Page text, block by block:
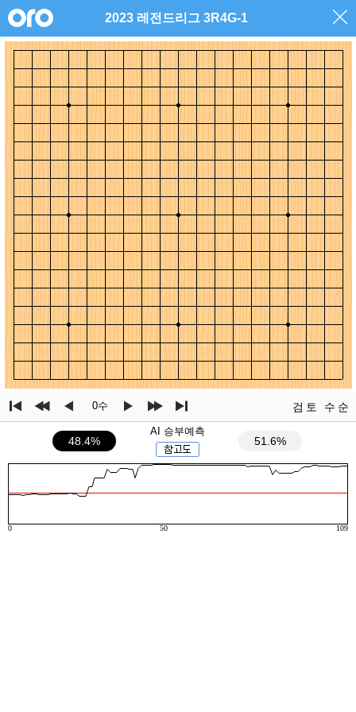
2023 레전드리그 3R4G-1
0수 검토 수순
48.4%
AI 승부예측
51.6%